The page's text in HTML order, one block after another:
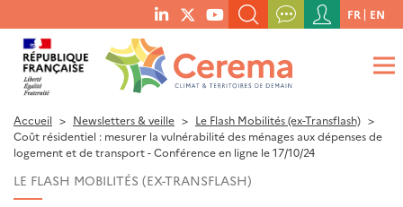
menu
social
links
RECHERCHER UN MOT-CLÉ, UNE PUBLICATION, ETC.
QUE RECHERCHEZ-VOUS ?
Menu
du
compte
de
FR EN
Accueil Newsletters & veille
Le Flash Mobilités (ex-Transflash)
Coût résidentiel : mesurer la vulnérabilité des ménages aux dépenses de
logement et de transport - Conférence en ligne le 17/10/24
LE FLASH MOBILITÉS (EX-TRANSFLASH)